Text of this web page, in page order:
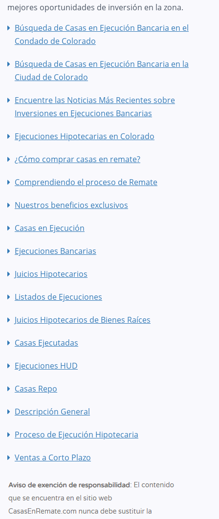
mejores oportunidades de inversión en la zona.
Búsqueda de Casas en Ejecución Bancaria en el
Condado de Colorado
Búsqueda de Casas en Ejecución Bancaria en la
Ciudad de Colorado
Encuentre las Noticias Más Recientes sobre
Inversiones en Ejecuciones Bancarias
Ejecuciones Hipotecarias en Colorado
¿Cómo comprar casas en remate?
Comprendiendo el proceso de Remate
Nuestros beneficios exclusivos
Casas en Ejecución
Ejecuciones Bancarias
Juicios Hipotecarios
Listados de Ejecuciones
Juicios Hipotecarios de Bienes Raíces
Casas Ejecutadas
Ejecuciones HUD
Casas Repo
Descripción General
Proceso de Ejecución Hipotecaria
Ventas a Corto Plazo